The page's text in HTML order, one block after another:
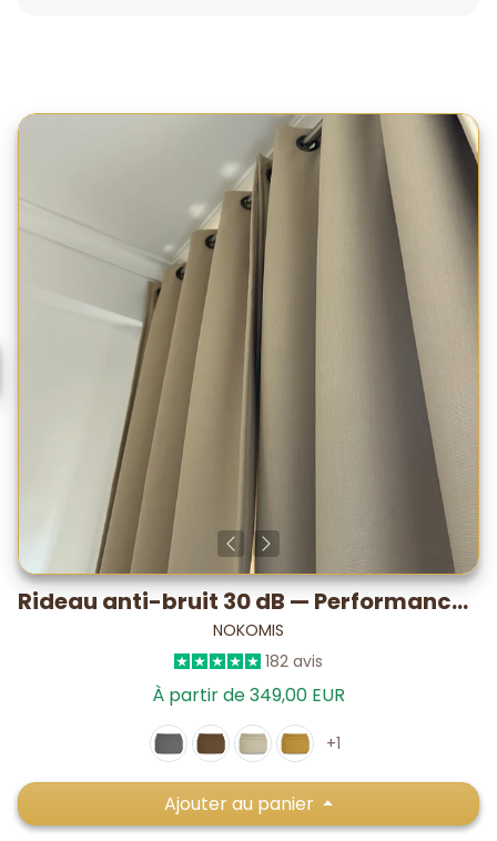
Rideau anti-bruit 30 dB — Performance PLUS testé labo
NOKOMIS
182 avis
À partir de 349,00 EUR
+1
Ajouter au panier